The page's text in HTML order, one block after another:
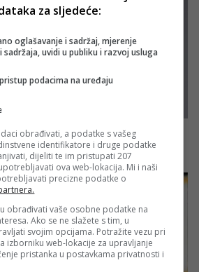
za sljedeće:
oglašavanje i sadržaj, mjerenje
sadržaja, uvidi u publiku i razvoj usluga
podacima na uređaju
obrađivati, a podatke s vašeg
identifikatore i druge podatke
dijeliti te im pristupati 207
ova web-lokacija. Mi i naši
precizne podatke o
obrađivati vaše osobne podatke na
Ako se ne slažete s tim, u
svojim opcijama. Potražite vezu pri
izborniku web-lokacije za upravljanje
pristanka u postavkama privatnosti i